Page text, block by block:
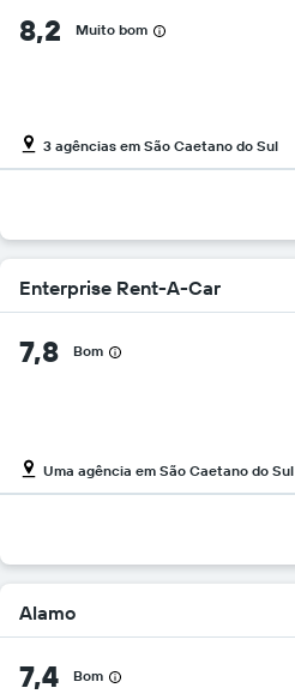
do
aluguel
as
empresas
8,2 Muito bom
3 agências em São Caetano do Sul
Enterprise Rent-A-Car
7,8 Bom
Uma agência em São Caetano do Sul
Alamo
7,4 Bom